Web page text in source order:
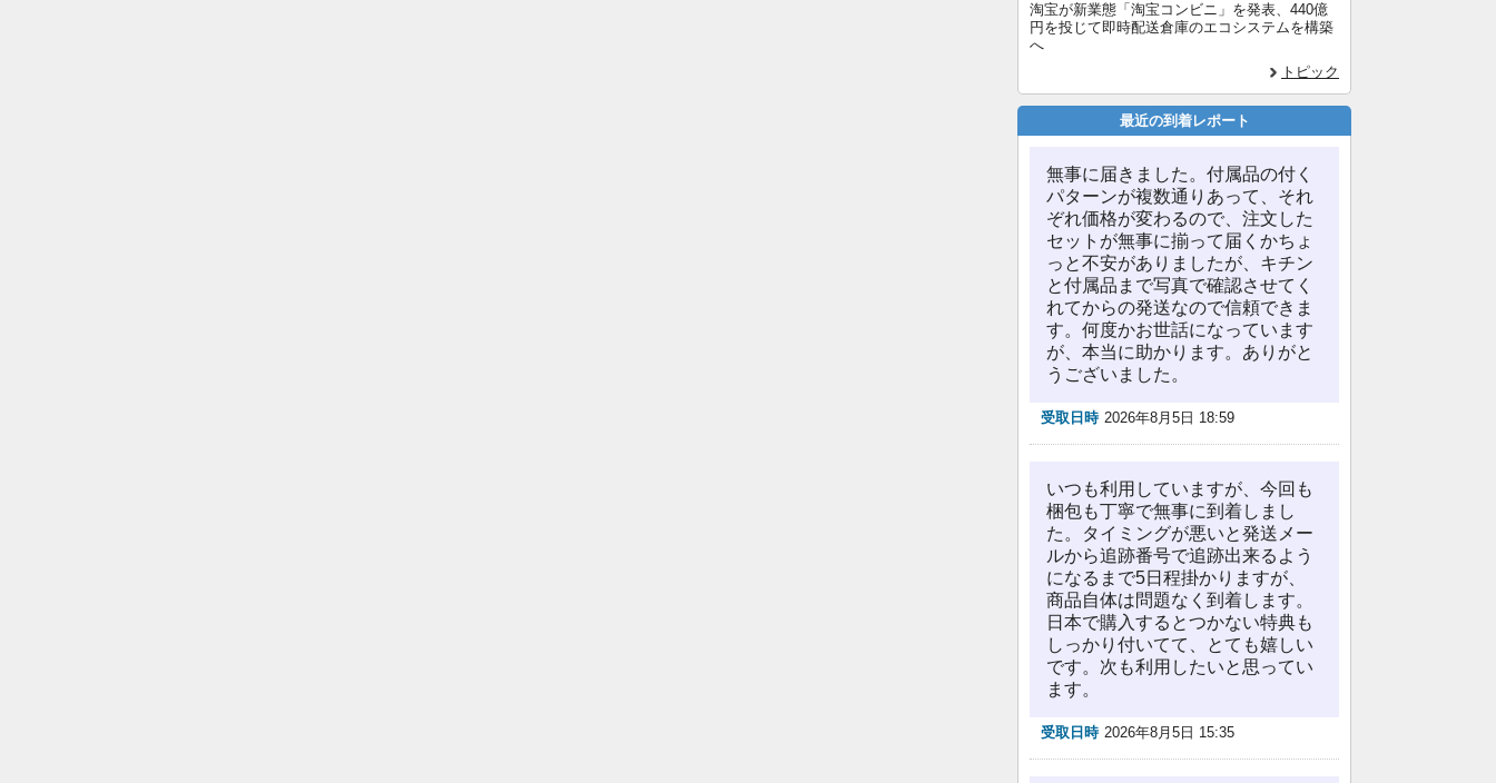
淘宝が新業態「淘宝コンビニ」を発表、440億
円を投じて即時配送倉庫のエコシステムを構築
へ
トピック
最近の到着レポート
無事に届きました。付属品の付く
パターンが複数通りあって、それ
ぞれ価格が変わるので、注文した
セットが無事に揃って届くかちょ
っと不安がありましたが、キチン
と付属品まで写真で確認させてく
れてからの発送なので信頼できま
す。何度かお世話になっています
が、本当に助かります。ありがと
うございました。
受取日時 2026年8月5日 18:59
いつも利用していますが、今回も
梱包も丁寧で無事に到着しまし
た。タイミングが悪いと発送メー
ルから追跡番号で追跡出来るよう
になるまで5日程掛かりますが、
商品自体は問題なく到着します。
日本で購入するとつかない特典も
しっかり付いてて、とても嬉しい
です。次も利用したいと思ってい
ます。
受取日時 2026年8月5日 15:35